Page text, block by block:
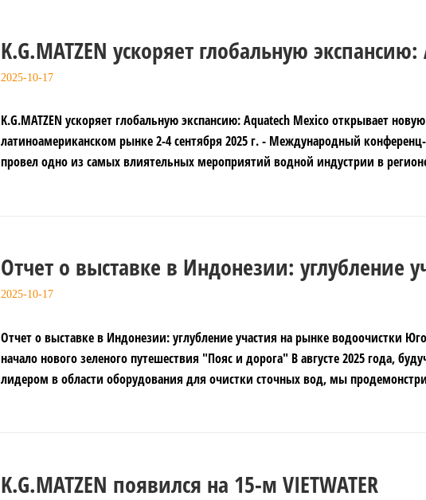
K.G.MATZEN ускоряет глобальную
Mexico открывает новую главу на
рынке
2025-10-17
K.G.MATZEN ускоряет глобальную экспансию: Aquatech Mexico открывает
латиноамериканском рынке 2-4 сентября 2025 г. - Международный
провел одно из самых влиятельных мероприятий водной индустрии в
Отчет о выставке в Индонезии: углубление
рынке водоочистки Юго-Восточной Азии и
нового зеленого путешествия "Пояс и
2025-10-17
Отчет о выставке в Индонезии: углубление участия на рынке водоочистки
начало нового зеленого путешествия "Пояс и дорога" В августе 2025 года,
лидером в области оборудования для очистки сточных вод, мы
K.G.MATZEN появился на 15-м VIETWATER